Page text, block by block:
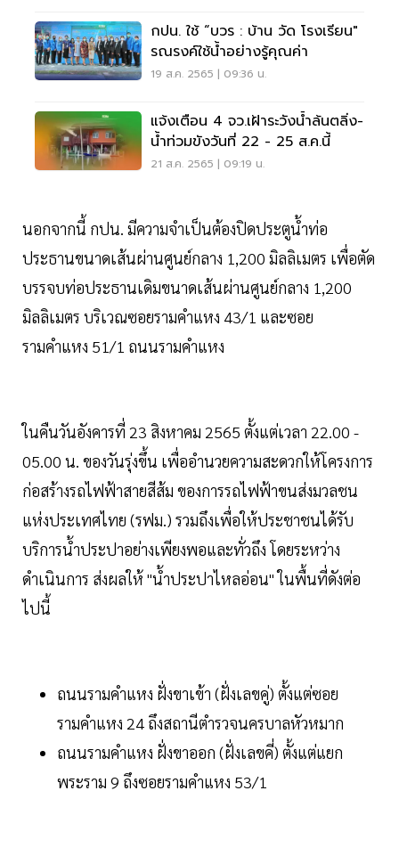
กปน. ใช้ “บวร : บ้าน วัด โรงเรียน"
รณรงค์ใช้น้ำอย่างรู้คุณค่า
19 ส.ค. 2565 | 09:36 น.
แจ้งเตือน 4 จว.เฝ้าระวังน้ำล้นตลิ่ง-
น้ำท่วมขังวันที่ 22 - 25 ส.ค.นี้
21 ส.ค. 2565 | 09:19 น.
นอกจากนี้ กปน. มีความจำเป็นต้องปิดประตูน้ำท่อ
ประธานขนาดเส้นผ่านศูนย์กลาง 1,200 มิลลิเมตร เพื่อตัด
บรรจบท่อประธานเดิมขนาดเส้นผ่านศูนย์กลาง 1,200
มิลลิเมตร บริเวณซอยรามคำแหง 43/1 และซอย
รามคำแหง 51/1 ถนนรามคำแหง
ในคืนวันอังคารที่ 23 สิงหาคม 2565 ตั้งแต่เวลา 22.00 -
05.00 น. ของวันรุ่งขึ้น เพื่ออำนวยความสะดวกให้โครงการ
ก่อสร้างรถไฟฟ้าสายสีส้ม ของการรถไฟฟ้าขนส่งมวลชน
แห่งประเทศไทย (รฟม.) รวมถึงเพื่อให้ประชาชนได้รับ
บริการน้ำประปาอย่างเพียงพอและทั่วถึง โดยระหว่าง
ดำเนินการ ส่งผลให้ "น้ำประปาไหลอ่อน" ในพื้นที่ดังต่อ
ไปนี้
ถนนรามคำแหง ฝั่งขาเข้า (ฝั่งเลขคู่) ตั้งแต่ซอย
รามคำแหง 24 ถึงสถานีตำรวจนครบาลหัวหมาก
ถนนรามคำแหง ฝั่งขาออก (ฝั่งเลขคี่) ตั้งแต่แยก
พระราม 9 ถึงซอยรามคำแหง 53/1